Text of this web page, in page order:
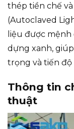
thép tiền chế
(Autoclaved
liệu được mệnh
dựng xanh,
trọng và tiến
Thông tin
thuật